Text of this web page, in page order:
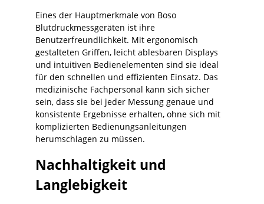
Eines der Hauptmerkmale von Boso
Blutdruckmessgeräten ist ihre
Benutzerfreundlichkeit. Mit ergonomisch
gestalteten Griffen, leicht ablesbaren Displays
und intuitiven Bedienelementen sind sie ideal
für den schnellen und effizienten Einsatz. Das
medizinische Fachpersonal kann sich sicher
sein, dass sie bei jeder Messung genaue und
konsistente Ergebnisse erhalten, ohne sich mit
komplizierten Bedienungsanleitungen
herumschlagen zu müssen.
Nachhaltigkeit und
Langlebigkeit